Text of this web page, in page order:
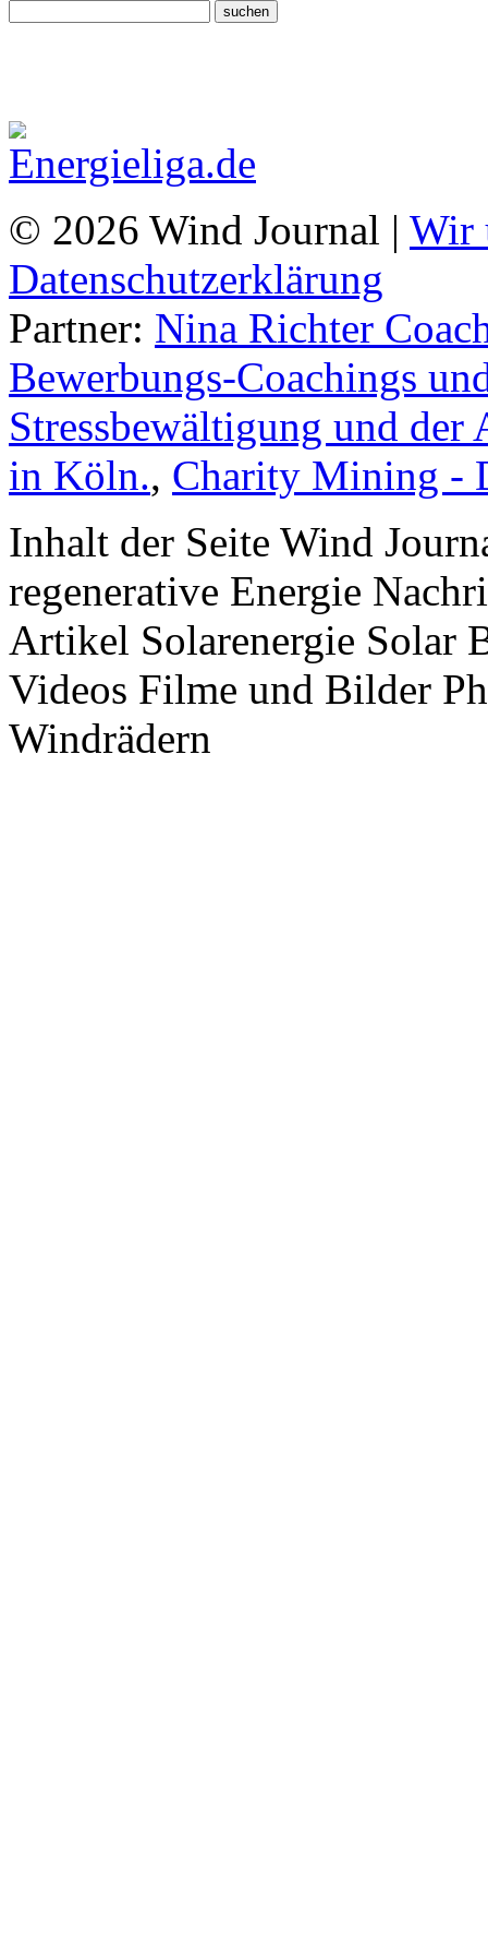
© 2026 Wind Journal | Wir
Datenschutzerklärung
Partner: Nina Richter
Bewerbungs-Coachings
Stressbewältigung und
in Köln., Charity Mining -
Inhalt der Seite Wind
regenerative Energie
Artikel Solarenergie Solar
Videos Filme und Bilder
Windrädern